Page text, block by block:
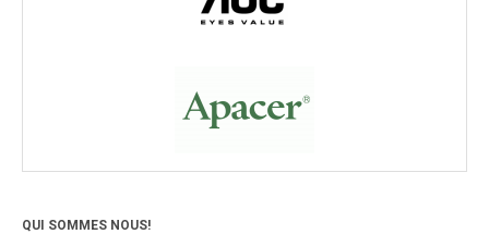
QUI SOMMES NOUS!